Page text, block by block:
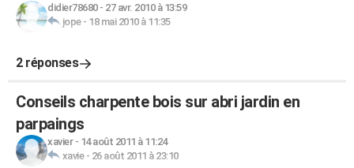
didier78680- 27 avr. 2010 à 13:59
jope- 18 mai 2010 à 11:35
2 réponses
Conseils charpente bois sur abri jardin en
parpaings
xavier- 14 août 2011 à 11:24
xavie- 26 août 2011 à 23:10